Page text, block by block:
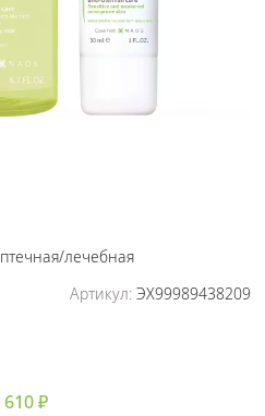
лечебная
Артикул:ЭХ99989438209
₽